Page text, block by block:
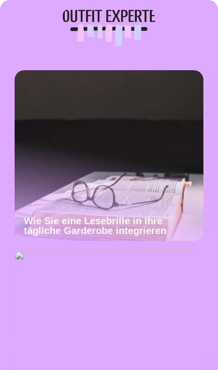
Wie Sie eine Lesebrille in Ihre
tägliche Garderobe integrieren